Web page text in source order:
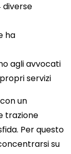
diverse
ha
agli avvocati
servizi
un
trazione
Per questo
su